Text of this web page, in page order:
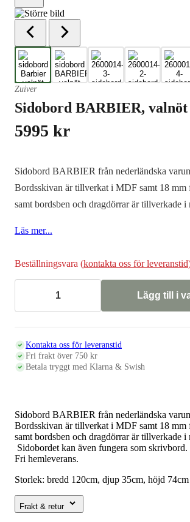
Zuiver
Sidobord BARBIER, valnöt
5995 kr
Sidobord BARBIER från nederländska
Bordsskivan är tillverkat i MDF samt 18 mm
samt bordsben och dragdörrar är tillverkade i
Läs mer...
Beställningsvara (kontakta oss för leveranstid
BARBIER,
Lägg till i
Kontakta oss för leveranstid
Fri frakt över 750 kr
Betala tryggt med Klarna & Swish
Sidobord BARBIER från nederländska
Bordsskivan är tillverkat i MDF samt 18 mm
samt bordsben och dragdörrar är tillverkade i
Sidobordet kan även fungera som
Fri hemleverans.
Storlek: bredd 120cm, djup 35cm, höjd 74cm
Frakt & retur